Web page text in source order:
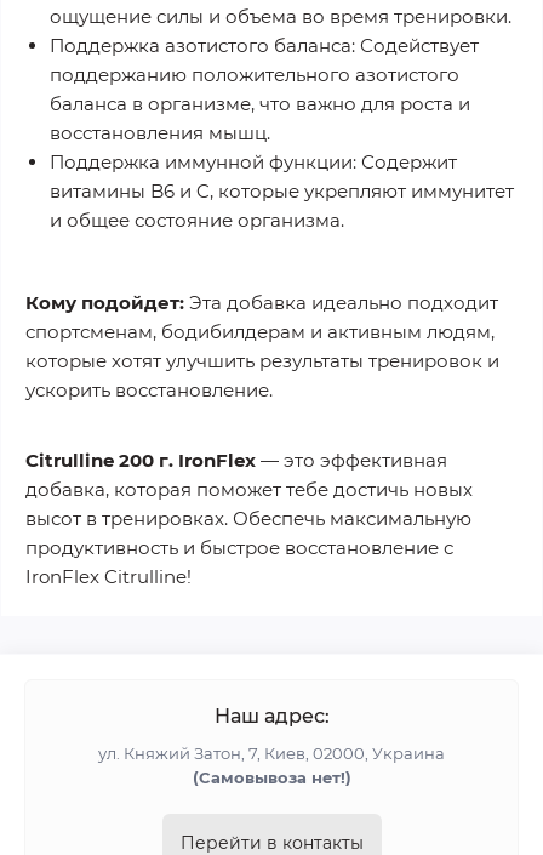
ощущение силы и объема во время тренировки.
Поддержка азотистого баланса: Содействует
поддержанию положительного азотистого
баланса в организме, что важно для роста и
восстановления мышц.
Поддержка иммунной функции: Содержит
витамины B6 и C, которые укрепляют иммунитет
и общее состояние организма.
Кому подойдет: Эта добавка идеально подходит
спортсменам, бодибилдерам и активным людям,
которые хотят улучшить результаты тренировок и
ускорить восстановление.
Citrulline 200 г. IronFlex — это эффективная
добавка, которая поможет тебе достичь новых
высот в тренировках. Обеспечь максимальную
продуктивность и быстрое восстановление с
IronFlex Citrulline!
Наш адрес:
ул. Княжий Затон, 7, Киев, 02000, Украина
(Cамовывоза нет!)
Перейти в контакты